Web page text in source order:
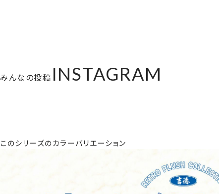
みんなの投稿 INSTAGRAM
このシリーズのカラーバリエーション